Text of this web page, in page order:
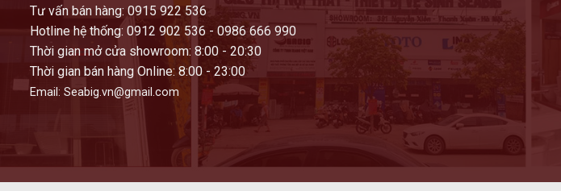
Tư vấn bán hàng: 0915 922 536
Hotline hệ thống: 0912 902 536 - 0986 666 990
Thời gian mở cửa showroom: 8:00 - 20:30
Thời gian bán hàng Online: 8:00 - 23:00
Email: Seabig.vn@gmail.com